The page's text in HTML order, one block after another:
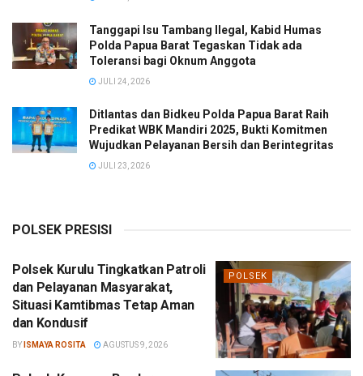
Tanggapi Isu Tambang Ilegal, Kabid Humas
Polda Papua Barat Tegaskan Tidak ada
Toleransi bagi Oknum Anggota
JULI 24, 2026
Ditlantas dan Bidkeu Polda Papua Barat Raih
Predikat WBK Mandiri 2025, Bukti Komitmen
Wujudkan Pelayanan Bersih dan Berintegritas
JULI 23, 2026
POLSEK PRESISI
POLSEK
Polsek Kurulu Tingkatkan Patroli
dan Pelayanan Masyarakat,
Situasi Kamtibmas Tetap Aman
dan Kondusif
BY ISMAYA ROSITA AGUSTUS 9, 2026